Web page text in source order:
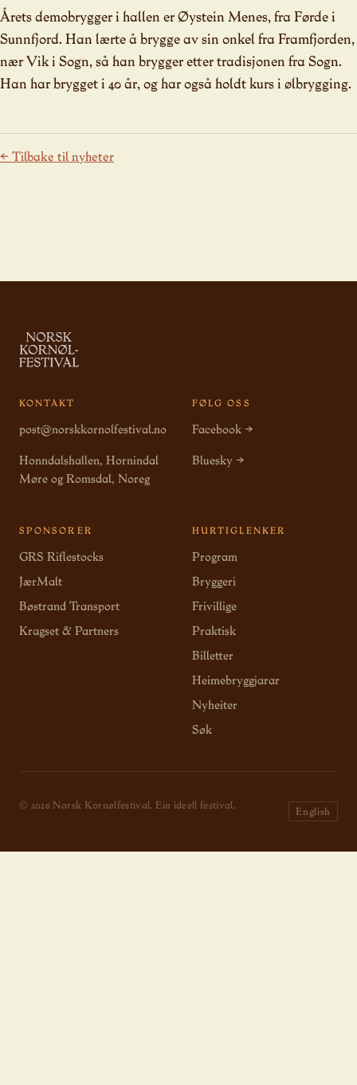
Årets demobrygger i hallen er Øystein Menes, fra Førde i
Sunnfjord. Han lærte å brygge av sin onkel fra Framfjorden,
nær Vik i Sogn, så han brygger etter tradisjonen fra Sogn.
Han har brygget i 40 år, og har også holdt kurs i ølbrygging.
← Tilbake til nyheter
KONTAKT
post@norskkornolfestival.no
Honndalshallen, Hornindal
Møre og Romsdal, Noreg
FØLG OSS
Facebook →
Bluesky →
SPONSORER
GRS Riflestocks
JærMalt
Bøstrand Transport
Kragset & Partners
HURTIGLENKER
Program
Bryggeri
Frivillige
Praktisk
Billetter
Heimebryggjarar
Nyheiter
Søk
© 2026 Norsk Kornølfestival. Ein ideell festival.
English